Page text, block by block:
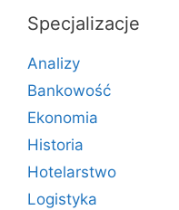
Specjalizacje
Analizy
Bankowość
Ekonomia
Historia
Hotelarstwo
Logistyka